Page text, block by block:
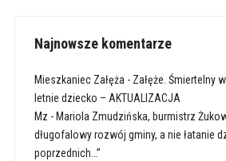
Najnowsze komentarze
Mieszkaniec Załęża - Załęże. Śmiertelny
letnie dziecko – AKTUALIZACJA
Mz - Mariola Zmudzińska, burmistrz
długofalowy rozwój gminy, a nie łatanie
poprzednich…”